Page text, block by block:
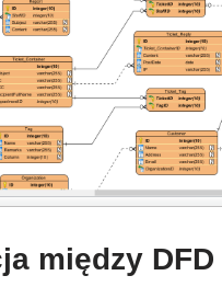
między DFD